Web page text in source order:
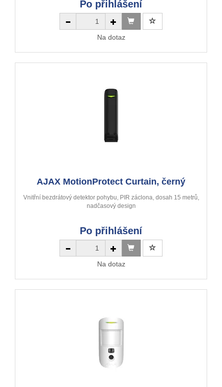
Po přihlášení
Na dotaz
AJAX MotionProtect Curtain, černý
Vnitřní bezdrátový detektor pohybu, PIR záclona, dosah 15 metrů,
nadčasový design
Po přihlášení
Na dotaz